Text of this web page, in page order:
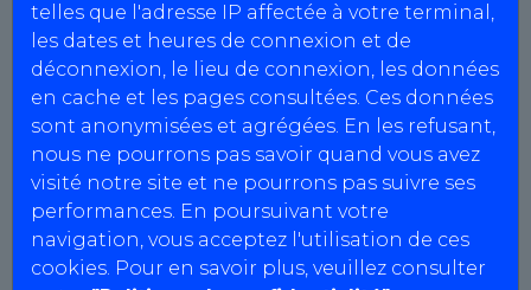
telles que l'adresse IP affectée à votre terminal,
les dates et heures de connexion et de
déconnexion, le lieu de connexion, les données
en cache et les pages consultées. Ces données
sont anonymisées et agrégées. En les refusant,
nous ne pourrons pas savoir quand vous avez
visité notre site et ne pourrons pas suivre ses
performances. En poursuivant votre
navigation, vous acceptez l'utilisation de ces
cookies. Pour en savoir plus, veuillez consulter
Informations centres
Contrôle technique du Vallon
Agrément : S049Z220
SIRET : 983 480 575 00015
N° intracommunautaire :
FR12983480575
Capital social : 2000 €
Le présent site web est édité par AutoBilan-